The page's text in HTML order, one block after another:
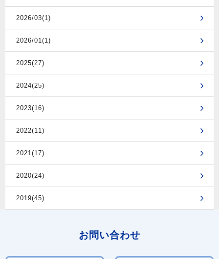
2026/03(1)
2026/01(1)
2025(27)
2024(25)
2023(16)
2022(11)
2021(17)
2020(24)
2019(45)
お問い合わせ